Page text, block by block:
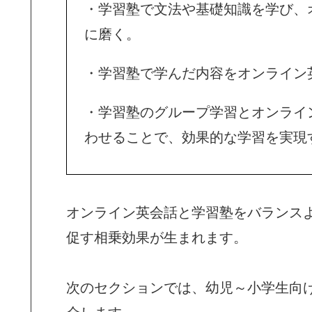
・学習塾で文法や基礎知識を学び
に磨く。
・学習塾で学んだ内容をオンライ
・学習塾のグループ学習とオンラ
わせることで、効果的な学習を実現
オンライン英会話と学習塾をバランス
促す相乗効果が生まれます。
次のセクションでは、幼児～小学生向